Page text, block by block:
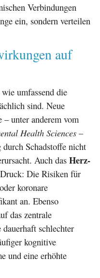
Verbindungen
ein, sondern verteilen
auf
umfassend die
sind. Neue
– unter anderem vom
Health Sciences –
durch Schadstoffe nicht
Auch das Herz-
Die Risiken für
koronare
an. Ebenso
das zentrale
schlechter
kognitive
und eine erhöhte